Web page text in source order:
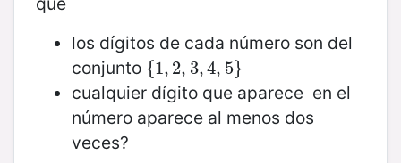
los dígitos de cada número son del
conjunto {1, 2, 3,4, 5}
{1,2,3 ,4,5}
cualquier dígito que aparece en el
número aparece al menos dos
veces?